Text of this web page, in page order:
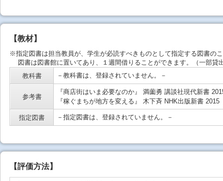
【教材】
※指定図書は担当教員が、学生が必読すべきものとして指定する図書の
図書は図書館に置いてあり、１週間借りることができます。（一部貸
教科書
－教科書は、登録されていません。－
参考書
『商店街はいま必要なのか』 満薗勇 講談社現代新書
『稼ぐまちが地方を変える』 木下斉 NHK出版新書 2015
指定図書 －指定図書は、登録されていません。－
【評価方法】